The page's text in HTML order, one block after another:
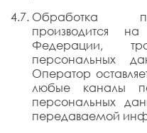
Обработка
производится
Федерации,
персональных
Оператор
любые каналы
персональных
передаваемой